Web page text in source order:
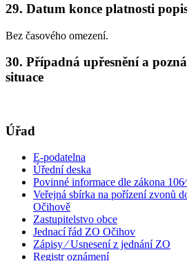
29. Datum konce platnosti
Bez časového omezení.
30. Případná upřesnění a
situace
Úřad
E-podatelna
Úřední deska
Povinné informace dle zákona
Veřejná sbírka na pořízení zvonů
Očihově
Zastupitelstvo obce
Jednací řád ZO Očihov
Zápisy ⁄ Usnesení z jednání ZO
Registr oznámení